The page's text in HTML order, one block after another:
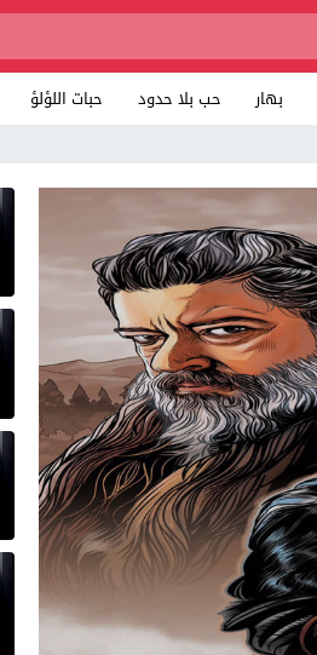
بهار حب بلا حدود حبات اللؤلؤ